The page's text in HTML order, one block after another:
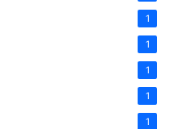
1
1
1
1
1